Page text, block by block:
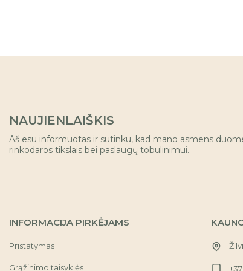
NAUJIENLAIŠKIS
Aš esu informuotas ir sutinku, kad mano asmens
rinkodaros tikslais bei paslaugų tobulinimui.
INFORMACIJA PIRKĖJAMS
Pristatymas
Grąžinimo taisyklės